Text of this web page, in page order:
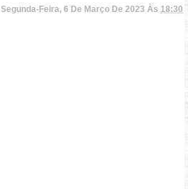
Segunda-Feira, 6 De Março De 2023 Às 18:30